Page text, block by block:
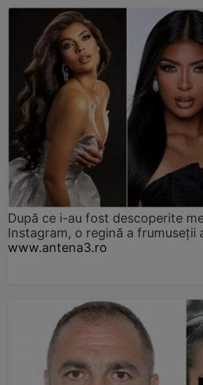
După ce i-au fost descoperite
Instagram, o regină a frumuseții
www.antena3.ro